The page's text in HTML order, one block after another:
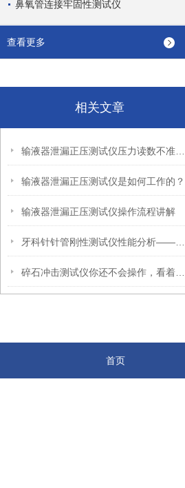
鼻氧管连接牢固性测试仪
查看更多
相关文章
输液器泄漏正压测试仪是如何工作的？
输液器泄漏正压测试仪操作流程讲解
首页